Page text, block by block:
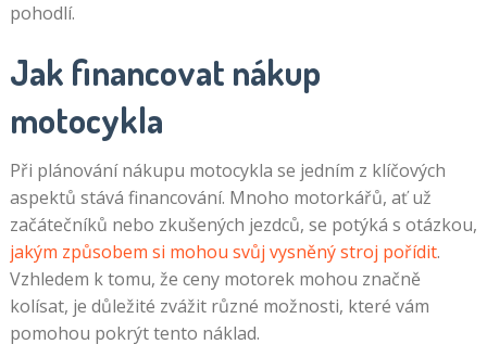
pohodlí.
Jak financovat nákup
motocykla
Při plánování nákupu motocykla se jedním z klíčových
aspektů stává financování. Mnoho motorkářů, ať už
začátečníků nebo zkušených jezdců, se potýká s otázkou,
jakým způsobem si mohou svůj vysněný stroj pořídit.
Vzhledem k tomu, že ceny motorek mohou značně
kolísat, je důležité zvážit různé možnosti, které vám
pomohou pokrýt tento náklad.